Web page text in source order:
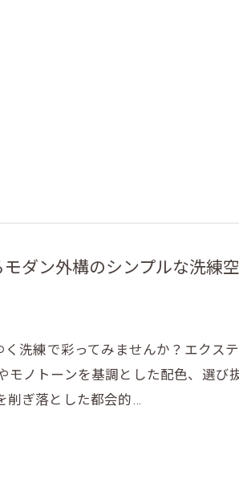
ダン外構のシンプルな洗練
く洗練で彩ってみませんか？エクス
モノトーンを基調とした配色、選び
削ぎ落とした都会的…